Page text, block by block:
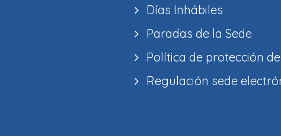
Días Inhábiles
Paradas de la Sede
Política de protección
Regulación sede